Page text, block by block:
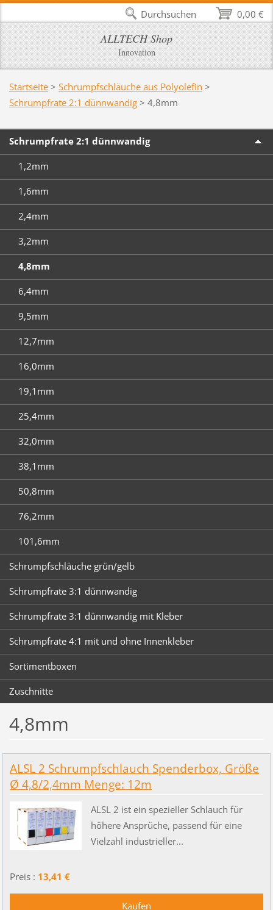
ALLTECH Shop
Innovation
Startseite > Schrumpfschläuche aus Polyolefin >
Schrumpfrate 2:1 dünnwandig > 4,8mm
Schrumpfrate 2:1 dünnwandig
1,2mm
1,6mm
2,4mm
3,2mm
4,8mm
6,4mm
9,5mm
12,7mm
16,0mm
19,1mm
25,4mm
32,0mm
38,1mm
50,8mm
76,2mm
101,6mm
Schrumpfschläuche grün/gelb
Schrumpfrate 3:1 dünnwandig
Schrumpfrate 3:1 dünnwandig mit Kleber
Schrumpfrate 4:1 mit und ohne Innenkleber
Sortimentboxen
Zuschnitte
4,8mm
ALSL 2 Schrumpfschlauch Spenderbox, Größe
Ø 4,8/2,4mm Menge: 12m
ALSL 2 ist ein spezieller Schlauch für
höhere Ansprüche, passend für eine
Vielzahl industrieller...
Preis : 13,41 €
0,00 €
Durchsuchen